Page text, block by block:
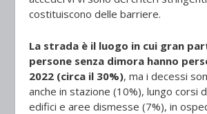
costituiscono delle barriere.
La strada è il luogo in cui gran
persone senza dimora hanno
2022 (circa il 30%), ma i decessi
anche in stazione (10%), lungo corsi
edifici e aree dismesse (7%), in